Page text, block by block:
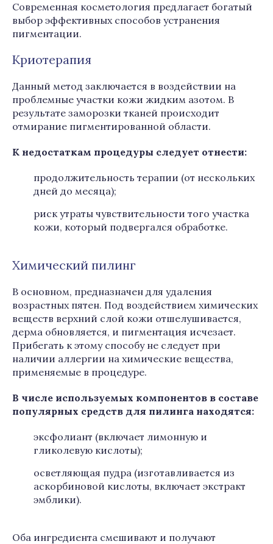
Современная косметология предлагает богатый
выбор эффективных способов устранения
пигментации.
Криотерапия
Данный метод заключается в воздействии на
проблемные участки кожи жидким азотом. В
результате заморозки тканей происходит
отмирание пигментированной области.
К недостаткам процедуры следует отнести:
продолжительность терапии (от нескольких
дней до месяца);
риск утраты чувствительности того участка
кожи, который подвергался обработке.
Химический пилинг
В основном, предназначен для удаления
возрастных пятен. Под воздействием химических
веществ верхний слой кожи отшелушивается,
дерма обновляется, и пигментация исчезает.
Прибегать к этому способу не следует при
наличии аллергии на химические вещества,
применяемые в процедуре.
В числе используемых компонентов в составе
популярных средств для пилинга находятся:
эксфолиант (включает лимонную и
гликолевую кислоты);
осветляющая пудра (изготавливается из
аскорбиновой кислоты, включает экстракт
эмблики).
Оба ингредиента смешивают и получают